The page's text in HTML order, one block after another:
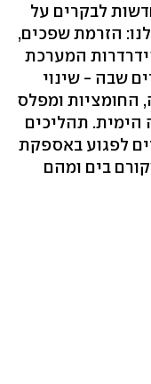
לבקרים על
הזרמת שפכים,
המערכת
שבה - שינוי
החומציות ומפלס
תהליכים
לפגוע באספקת
בים ומהם